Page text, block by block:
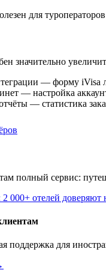
для
значительно
— форму iVisa
— настройка
— статистика
полный сервис:
2 000+ отелей
поддержка для